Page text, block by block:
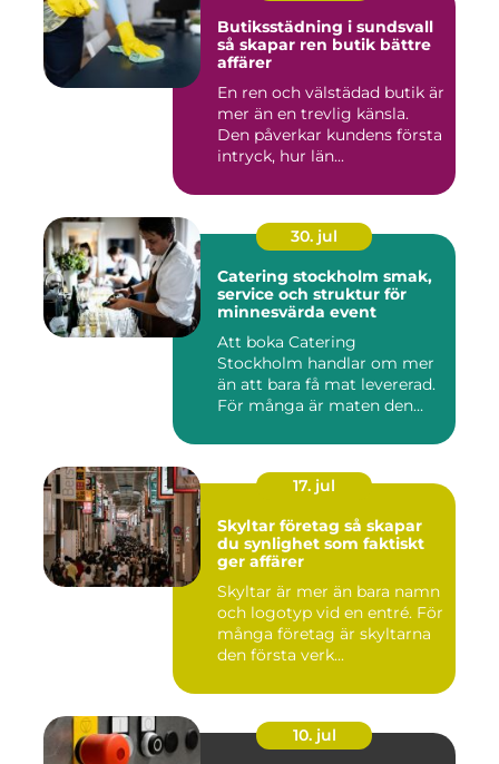
Butiksstädning i sundsvall
så skapar ren butik bättre
affärer
En ren och välstädad butik är
mer än en trevlig känsla.
Den påverkar kundens första
intryck, hur län...
30. jul
Catering stockholm smak,
service och struktur för
minnesvärda event
Att boka Catering
Stockholm handlar om mer
än att bara få mat levererad.
För många är maten den
17. jul
Skyltar företag så skapar
du synlighet som faktiskt
ger affärer
Skyltar är mer än bara namn
och logotyp vid en entré. För
många företag är skyltarna
den första verk...
10. jul